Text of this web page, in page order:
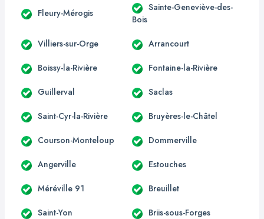
Fleury-Mérogis
Sainte-Geneviève-des-
Bois
Villiers-sur-Orge Arrancourt
Boissy-la-Rivière Fontaine-la-Rivière
Guillerval Saclas
Saint-Cyr-la-Rivière Bruyères-le-Châtel
Courson-Monteloup Dommerville
Angerville Estouches
Méréville 91 Breuillet
Saint-Yon Briis-sous-Forges